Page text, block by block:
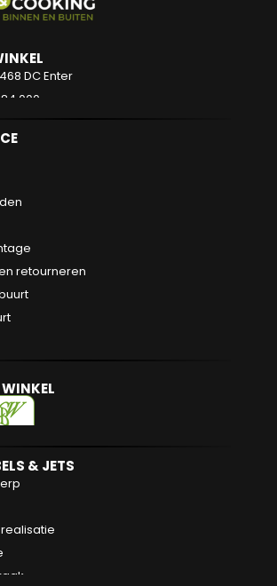
DC Enter
000
retourneren
& JETS